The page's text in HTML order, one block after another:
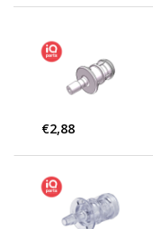
€2,88